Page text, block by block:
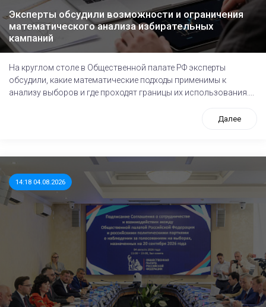
Эксперты обсудили возможности и ограничения
математического анализа избирательных
кампаний
На круглом столе в Общественной палате РФ эксперты
обсудили, какие математические подходы применимы к
анализу выборов и где проходят границы их использования....
Далее
14:18 04.08.2026